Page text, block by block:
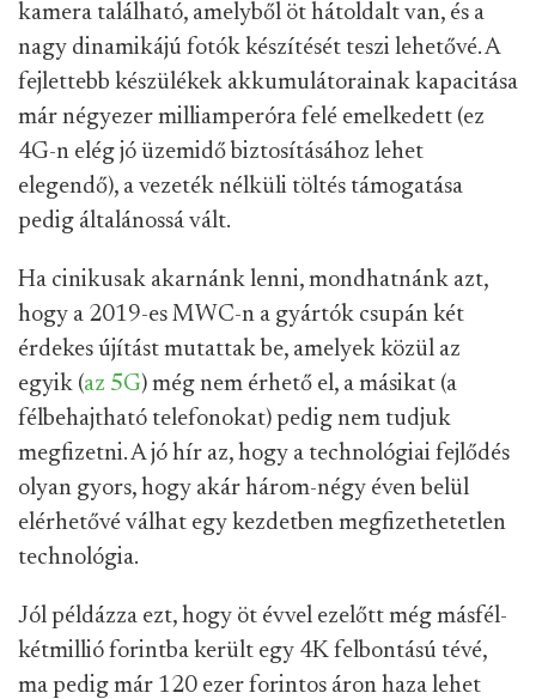
kamera található, amelyből öt hátoldalt van, és a
nagy dinamikájú fotók készítését teszi lehetővé. A
fejlettebb készülékek akkumulátorainak kapacitása
már négyezer milliamperóra felé emelkedett (ez
4G-n elég jó üzemidő biztosításához lehet
elegendő), a vezeték nélküli töltés támogatása
pedig általánossá vált.
Ha cinikusak akarnánk lenni, mondhatnánk azt,
hogy a 2019-es MWC-n a gyártók csupán két
érdekes újítást mutattak be, amelyek közül az
egyik (az 5G) még nem érhető el, a másikat (a
félbehajtható telefonokat) pedig nem tudjuk
megfizetni. A jó hír az, hogy a technológiai fejlődés
olyan gyors, hogy akár három-négy éven belül
elérhetővé válhat egy kezdetben megfizethetetlen
technológia.
Jól példázza ezt, hogy öt évvel ezelőtt még másfél-
kétmillió forintba került egy 4K felbontású tévé,
ma pedig már 120 ezer forintos áron haza lehet